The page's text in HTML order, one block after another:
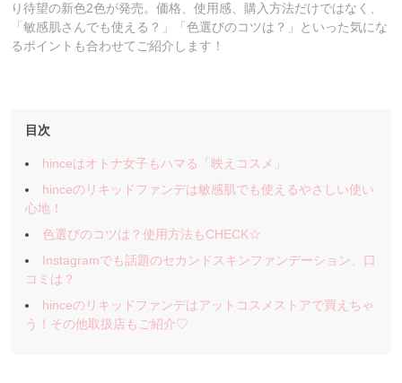
り待望の新色2色が発売。価格、使用感、購入方法だけではなく、
「敏感肌さんでも使える？」「色選びのコツは？」といった気にな
るポイントも合わせてご紹介します！
目次
hinceはオトナ女子もハマる「映えコスメ」
hinceのリキッドファンデは敏感肌でも使えるやさしい使い
心地！
色選びのコツは？使用方法もCHECK☆
Instagramでも話題のセカンドスキンファンデーション、口
コミは？
hinceのリキッドファンデはアットコスメストアで買えちゃ
う！その他取扱店もご紹介♡